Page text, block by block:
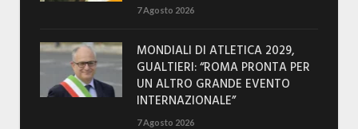
7 Agosto 2026
MONDIALI DI ATLETICA 2029,
GUALTIERI: “ROMA PRONTA PER
UN ALTRO GRANDE EVENTO
INTERNAZIONALE”
7 Agosto 2026